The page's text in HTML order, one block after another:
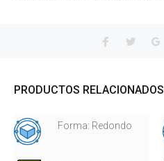
PRODUCTOS RELACIONADOS
Forma: Redondo